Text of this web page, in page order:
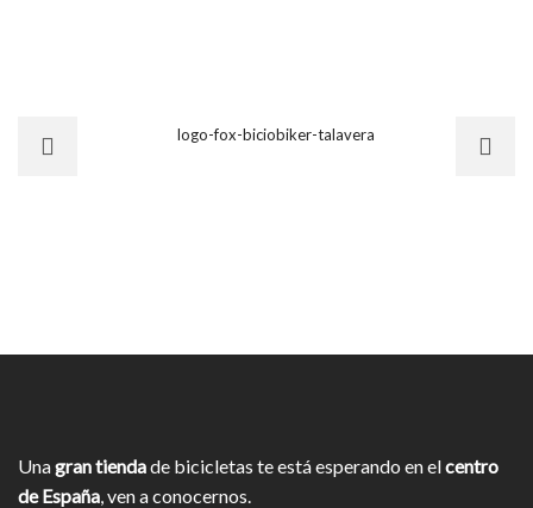
Unagran tiendade bicicletas te está esperando en elcentro
de España, ven a conocernos.